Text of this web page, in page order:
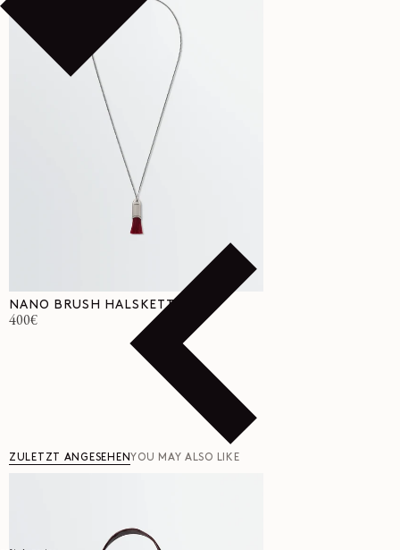
NANO BRUSH HALSKETTE
Normaler
400€
ZULETZT ANGESEHENYOU MAY ALSO LIKE